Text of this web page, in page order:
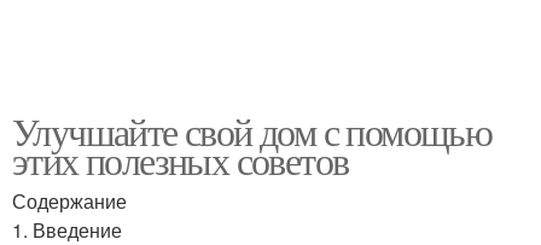
Улучшайте свой дом с помощью
этих полезных советов
Содержание
1. Введение